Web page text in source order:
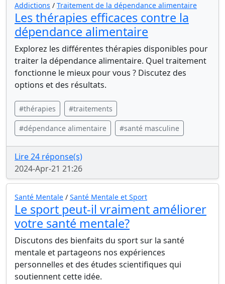
Addictions / Traitement de la dépendance alimentaire
Les thérapies efficaces contre la
dépendance alimentaire
Explorez les différentes thérapies disponibles pour
traiter la dépendance alimentaire. Quel traitement
fonctionne le mieux pour vous ? Discutez des
options et des résultats.
#thérapies #traitements
#dépendance alimentaire #santé masculine
Lire 24 réponse(s)
2024-Apr-21 21:26
Santé Mentale / Santé Mentale et Sport
Le sport peut-il vraiment améliorer
votre santé mentale?
Discutons des bienfaits du sport sur la santé
mentale et partageons nos expériences
personnelles et des études scientifiques qui
soutiennent cette idée.